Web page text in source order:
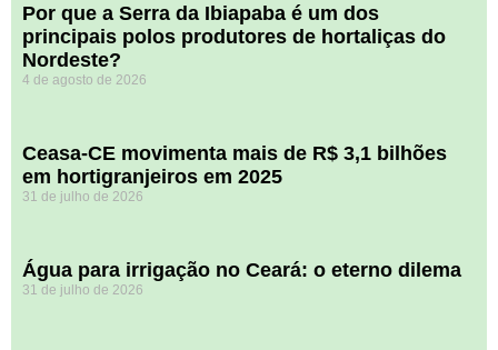
Por que a Serra da Ibiapaba é um dos
principais polos produtores de hortaliças do
Nordeste?
4 de agosto de 2026
Ceasa-CE movimenta mais de R$ 3,1 bilhões
em hortigranjeiros em 2025
31 de julho de 2026
Água para irrigação no Ceará: o eterno dilema
31 de julho de 2026